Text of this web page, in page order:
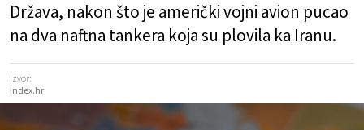
Država, nakon što je američki vojni avion pucao
na dva naftna tankera koja su plovila ka Iranu.
Izvor:
Index.hr